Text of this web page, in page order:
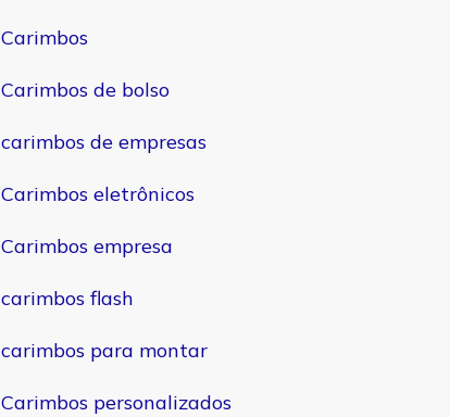
Carimbos
Carimbos de bolso
carimbos de empresas
Carimbos eletrônicos
Carimbos empresa
carimbos flash
carimbos para montar
Carimbos personalizados